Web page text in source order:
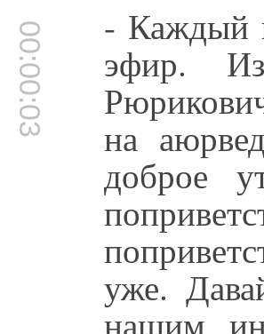
00:00:03 - Каждый
эфир.
на
доброе
уже.
нашим